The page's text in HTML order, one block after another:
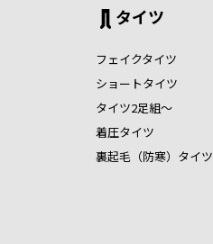
タイツ
フェイクタイツ
ショートタイツ
タイツ2足組～
着圧タイツ
裏起毛（防寒）タイツ